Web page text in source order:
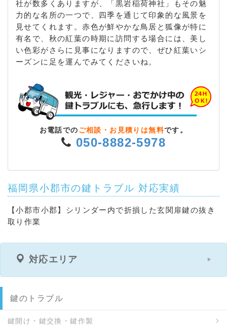
社が数多くありますが、「黒岩稲荷神社」もその魅
力的な名所の一つで、四季を通じて印象的な風景を
見せてくれます。赤色が鮮やかな鳥居と狐像が特に
有名で、秋の紅葉の時期に訪問する場合には、美し
い色彩がさらに見事になりますので、ぜひ紅葉いシ
ーズンに足を運んでみてくださいね。
お電話での ご相談・お見積りは無料です。
050-8882-5978
福岡県小郡市の鍵トラブル 対応実績
【小郡市小郡】シリンダー内で折損した玄関扉鍵の抜き
取り作業
対応エリア
鍵のトラブル
鍵開け・鍵交換・鍵作製